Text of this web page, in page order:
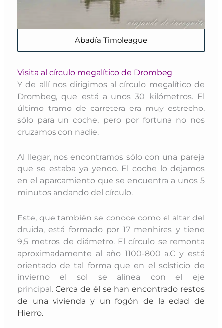
Abadía Timoleague
Visita al círculo megalítico de Drombeg
Y de allí nos dirigimos al círculo megalítico de
Drombeg, que está a unos 30 kilómetros. El
último tramo de carretera era muy estrecho,
sólo para un coche, pero por fortuna no nos
cruzamos con nadie.
Al llegar, nos encontramos sólo con una pareja
que se estaba ya yendo. El coche lo dejamos
en el aparcamiento que se encuentra a unos 5
minutos andando del círculo.
Este, que también se conoce como el altar del
druida, está formado por 17 menhires y tiene
9,5 metros de diámetro. El círculo se remonta
aproximadamente al año 1100-800 a.C y está
orientado de tal forma que en el solsticio de
invierno el sol se alinea con el eje
principal.Cerca de él se han encontrado restos
de una vivienda y un fogón de la edad de
Hierro.